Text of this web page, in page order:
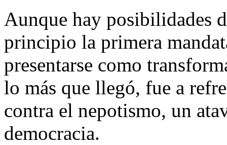
Aunque hay posibilidades
principio la primera
presentarse como
lo más que llegó, fue a
contra el nepotismo, un
democracia.